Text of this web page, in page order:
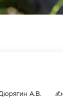
Дюрягин А.В. ✍